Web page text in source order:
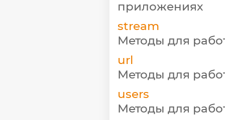
приложениях
stream
Методы для
url
Методы для
users
Методы для